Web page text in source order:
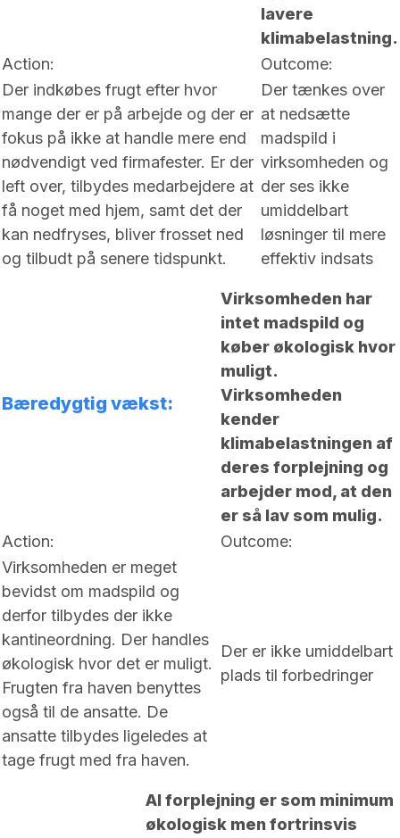
lavere
klimabelastning.
Action:
Outcome:
Der indkøbes frugt efter hvor
mange der er på arbejde og der er
fokus på ikke at handle mere end
nødvendigt ved firmafester. Er der
left over, tilbydes medarbejdere at
få noget med hjem, samt det der
kan nedfryses, bliver frosset ned
og tilbudt på senere tidspunkt.
Der tænkes over
at nedsætte
madspild i
virksomheden og
der ses ikke
umiddelbart
løsninger til mere
effektiv indsats
Bæredygtig vækst:
Virksomheden har
intet madspild og
køber økologisk hvor
muligt.
Virksomheden
kender
klimabelastningen af
deres forplejning og
arbejder mod, at den
er så lav som mulig.
Action:
Outcome:
Virksomheden er meget
bevidst om madspild og
derfor tilbydes der ikke
kantineordning. Der handles
økologisk hvor det er muligt.
Frugten fra haven benyttes
også til de ansatte. De
ansatte tilbydes ligeledes at
tage frugt med fra haven.
Der er ikke umiddelbart
plads til forbedringer
Al forplejning er som minimum
økologisk men fortrinsvis